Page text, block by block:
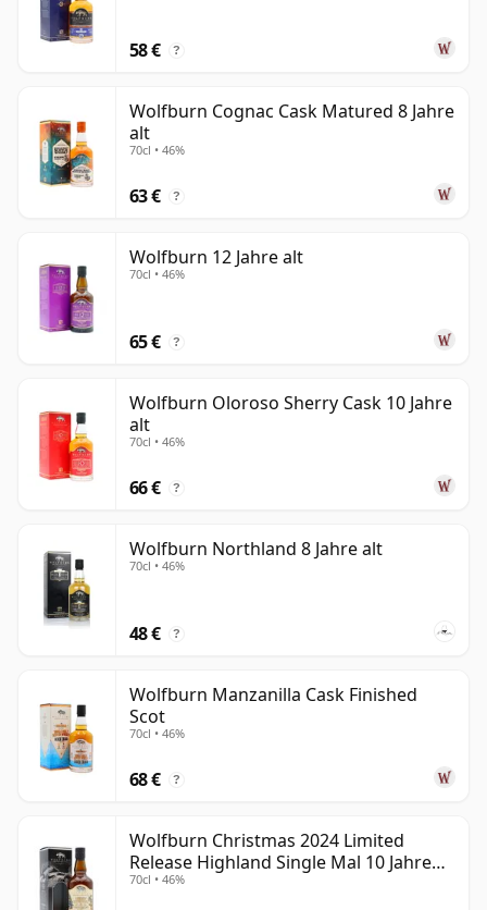
Betriebsteam hervor, anstatt Iain Kerr als aktuellen
Brennereimanager zu präsentieren, daher lässt sie
sich besser als moderne Brennerei beschreiben, die
von einer einzelnen namentlich genannten
Persönlichkeit.
58 € ?
Wolfburn Cognac Cask Matured 8 Jahre
alt
70cl • 46%
63 € ?
Wolfburn 12 Jahre alt
70cl • 46%
65 € ?
Wolfburn Oloroso Sherry Cask 10 Jahre
alt
70cl • 46%
66 € ?
Wolfburn Northland 8 Jahre alt
70cl • 46%
48 € ?
Wolfburn Manzanilla Cask Finished
Scot
70cl • 46%
68 € ?
Wolfburn Christmas 2024 Limited
Release Highland Single Mal 10 Jahre
alt
70cl • 46%